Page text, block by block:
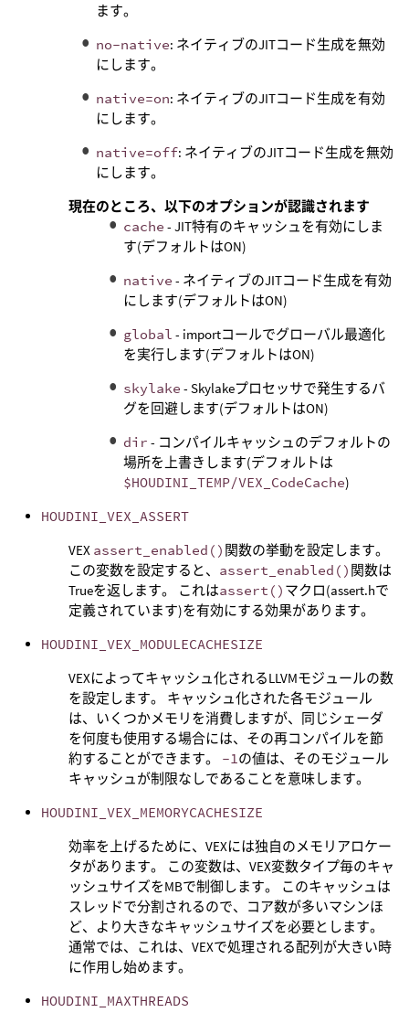
ます。
no-native: ネイティブのJITコード生成を無効
にします。
native=on: ネイティブのJITコード生成を有効
にします。
native=off: ネイティブのJITコード生成を無効
にします。
現在のところ、以下のオプションが認識されます
cache - JIT特有のキャッシュを有効にしま
す(デフォルトはON)
native - ネイティブのJITコード生成を有効
にします(デフォルトはON)
global - importコールでグローバル最適化
を実行します(デフォルトはON)
skylake - Skylakeプロセッサで発生するバ
グを回避します(デフォルトはON)
dir - コンパイルキャッシュのデフォルトの
場所を上書きします(デフォルトは
$HOUDINI_TEMP/VEX_CodeCache)
HOUDINI_VEX_ASSERT
VEX assert_enabled() 関数の挙動を設定します。
この変数を設定すると、 assert_enabled() 関数は
Trueを返します。 これはassert() マクロ(assert.hで
定義されています)を有効にする効果があります。
HOUDINI_VEX_MODULECACHESIZE
VEXによってキャッシュ化されるLLVMモジュールの数
を設定します。 キャッシュ化された各モジュール
は、いくつかメモリを消費しますが、同じシェーダ
を何度も使用する場合には、その再コンパイルを節
約することができます。 -1 の値は、そのモジュール
キャッシュが制限なしであることを意味します。
HOUDINI_VEX_MEMORYCACHESIZE
効率を上げるために、VEXには独自のメモリアロケー
タがあります。 この変数は、VEX変数タイプ毎のキャ
ッシュサイズをMBで制御します。 このキャッシュは
スレッドで分割されるので、コア数が多いマシンほ
ど、より大きなキャッシュサイズを必要とします。
通常では、これは、VEXで処理される配列が大きい時
に作用し始めます。
HOUDINI_MAXTHREADS